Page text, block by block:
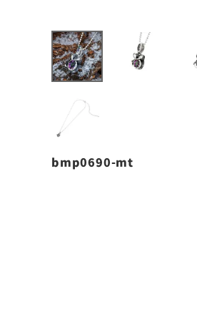
bmp0690-mt